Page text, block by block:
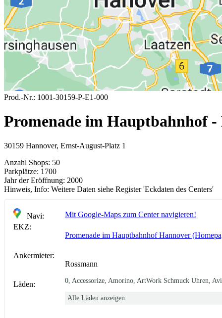
Prod.-Nr.: 1001-30159-P-E1-000
Promenade im Hauptbahnhof -
30159 Hannover, Ernst-August-Platz 1
Anzahl Shops: 50
Parkplätze: 1700
Jahr der Eröffnung: 2000
Hinweis, Info: Weitere Daten siehe Register 'Eckdaten des Centers'
Navi:
Mit Google-Maps zum Center navigieren!
EKZ:
Promenade im Hauptbahnhof Hannover
Ankermieter:
Rossmann
Läden: 0, Accessorize, Amorino, ArtWork Schmuck Uhren,
Alle Läden anzeigen